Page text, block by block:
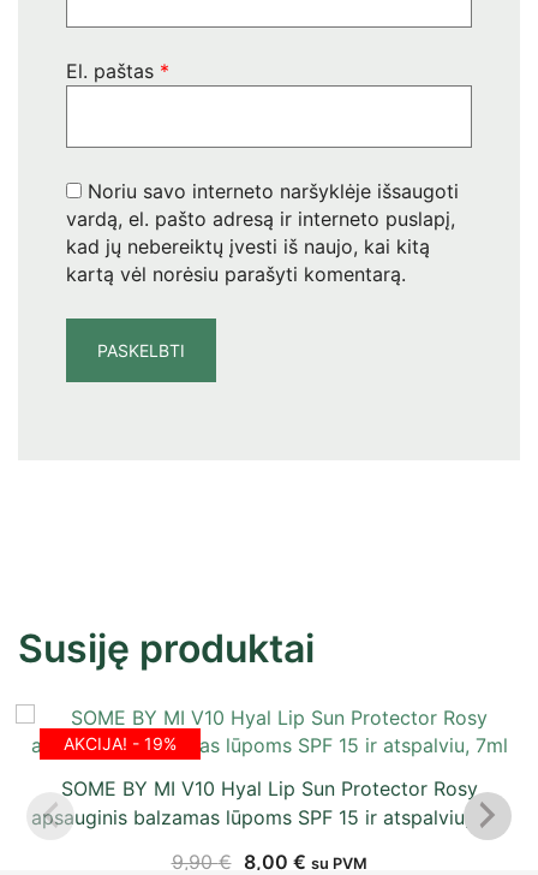
El. paštas *
Noriu savo interneto naršyklėje išsaugoti
vardą, el. pašto adresą ir interneto puslapį,
kad jų nebereiktų įvesti iš naujo, kai kitą
kartą vėl norėsiu parašyti komentarą.
Susiję produktai
AKCIJA! - 19%
SOME BY MI V10 Hyal Lip Sun Protector Rosy
apsauginis balzamas lūpoms SPF 15 ir atspalviu, 7ml
9,90€ 8,00 € su PVM